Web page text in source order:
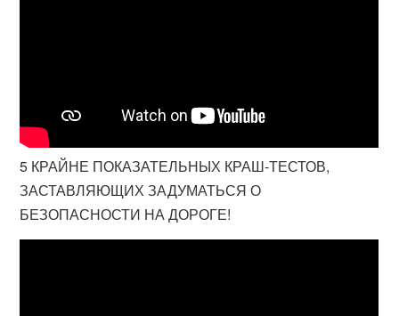
5 КРАЙНЕ ПОКАЗАТЕЛЬНЫХ КРАШ-ТЕСТОВ,
ЗАСТАВЛЯЮЩИХ ЗАДУМАТЬСЯ О
БЕЗОПАСНОСТИ НА ДОРОГЕ!